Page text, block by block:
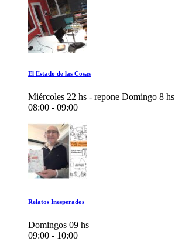
El Estado de las Cosas
Miércoles 22 hs - repone Domingo 8 hs
08:00 - 09:00
Relatos Inesperados
Domingos 09 hs
09:00 - 10:00